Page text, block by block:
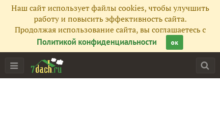
Наш сайт использует файлы cookies, чтобы улучшить
работу и повысить эффективность сайта.
Продолжая использование сайта, вы соглашаетесь с
Политикой конфиденциальности
ок